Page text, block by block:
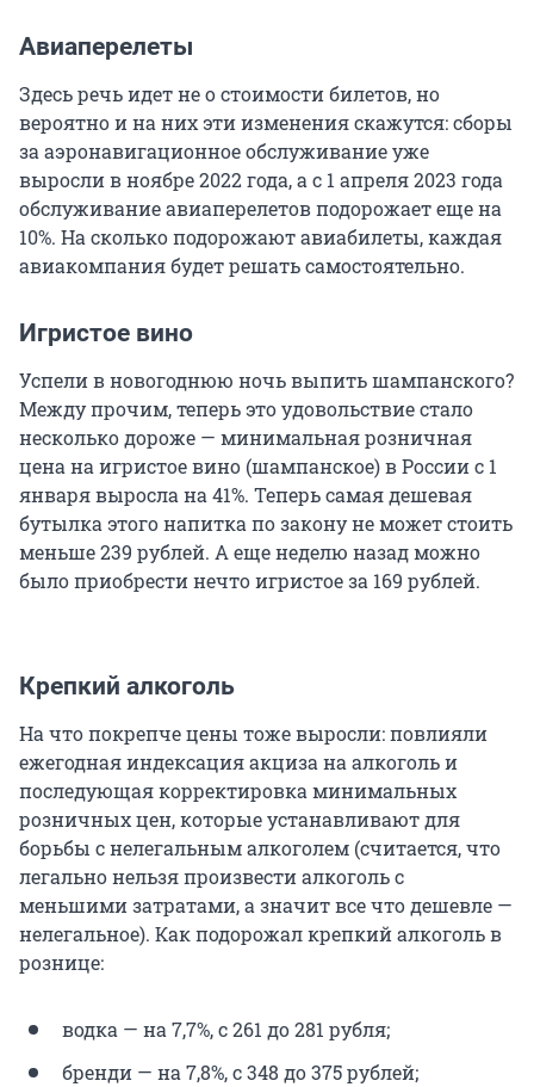
Авиаперелеты
Здесь речь идет не о стоимости билетов, но
вероятно и на них эти изменения скажутся: сборы
за аэронавигационное обслуживание уже
выросли в ноябре 2022 года, а с 1 апреля 2023 года
обслуживание авиаперелетов подорожает еще на
10%. На сколько подорожают авиабилеты, каждая
авиакомпания будет решать самостоятельно.
Игристое вино
Успели в новогоднюю ночь выпить шампанского?
Между прочим, теперь это удовольствие стало
несколько дороже — минимальная розничная
цена на игристое вино (шампанское) в России с 1
января выросла на 41%. Теперь самая дешевая
бутылка этого напитка по закону не может стоить
меньше 239 рублей. А еще неделю назад можно
было приобрести нечто игристое за 169 рублей.
Крепкий алкоголь
На что покрепче цены тоже выросли: повлияли
ежегодная индексация акциза на алкоголь и
последующая корректировка минимальных
розничных цен, которые устанавливают для
борьбы с нелегальным алкоголем (считается, что
легально нельзя произвести алкоголь с
меньшими затратами, а значит все что дешевле —
нелегальное). Как подорожал крепкий алкоголь в
рознице:
водка — на 7,7%, с 261 до 281 рубля;
бренди — на 7,8%, с 348 до 375 рублей;